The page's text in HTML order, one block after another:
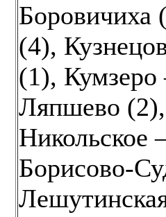
Боровичиха
(4),
(1),
Ляпшево (2)
Борисово-